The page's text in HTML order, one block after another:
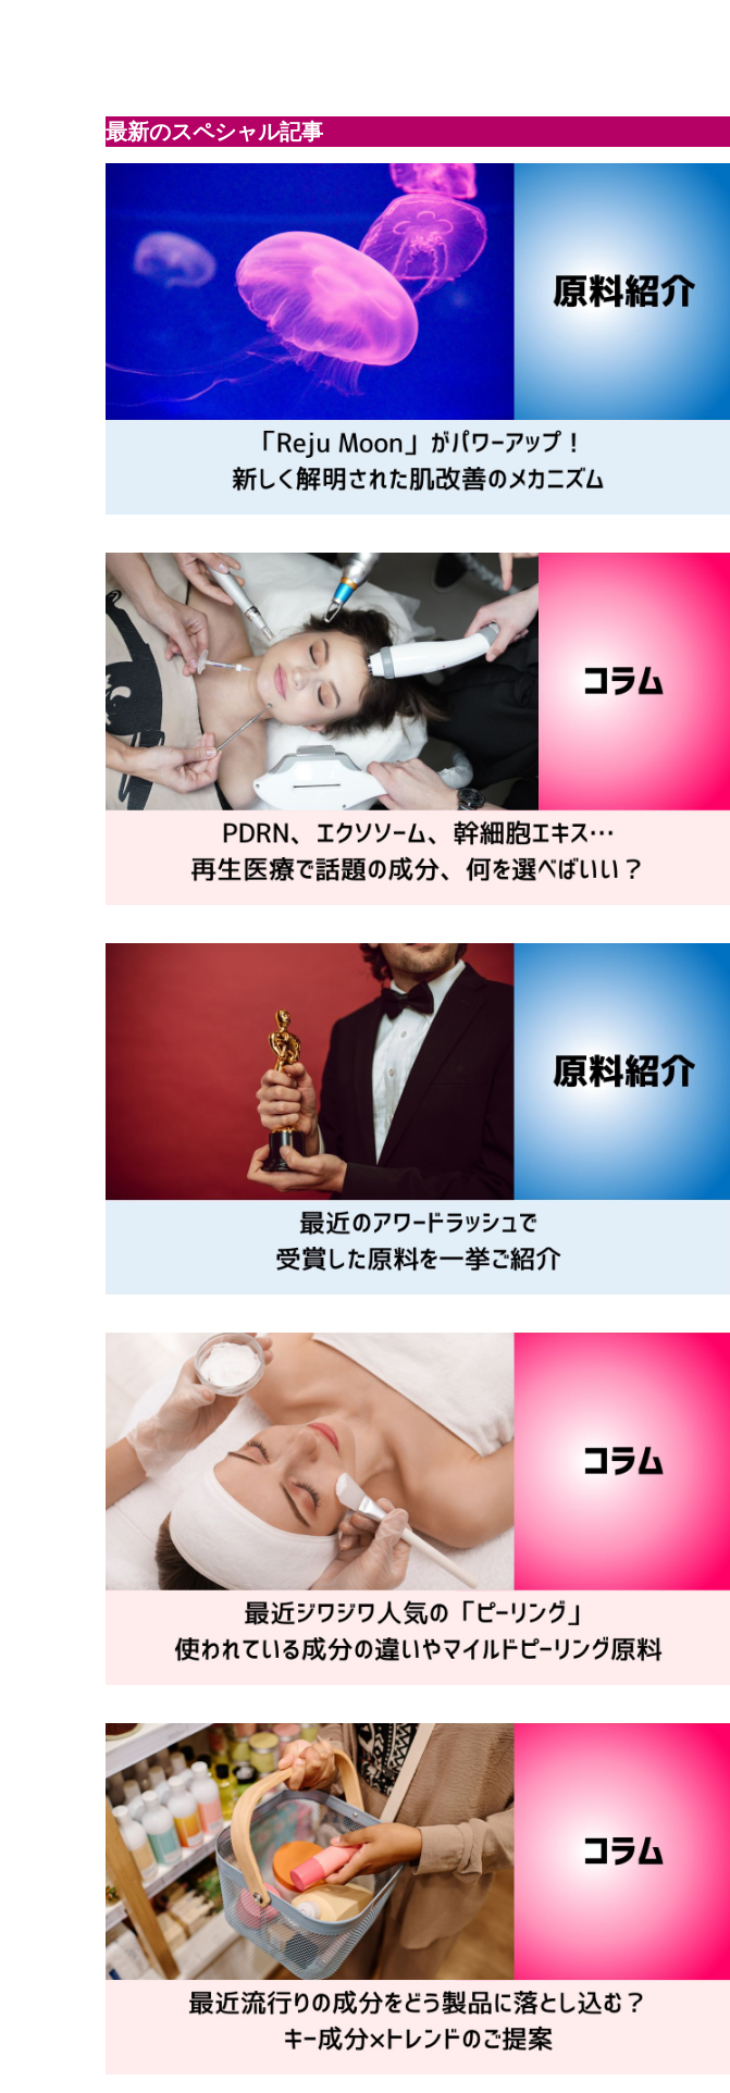
最新のスペシャル記事